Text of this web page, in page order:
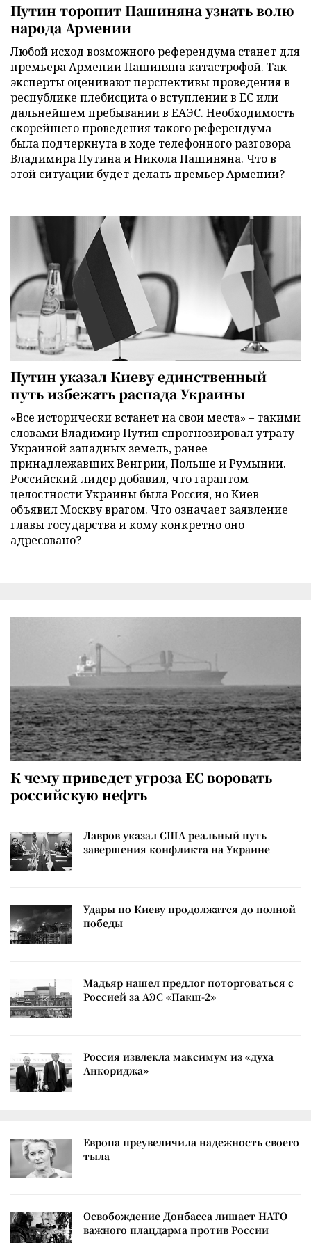
Путин торопит Пашиняна узнать волю
народа Армении
Любой исход возможного референдума станет для
премьера Армении Пашиняна катастрофой. Так
эксперты оценивают перспективы проведения в
республике плебисцита о вступлении в ЕС или
дальнейшем пребывании в ЕАЭС. Необходимость
скорейшего проведения такого референдума
была подчеркнута в ходе телефонного разговора
Владимира Путина и Никола Пашиняна. Что в
этой ситуации будет делать премьер Армении?
Путин указал Киеву единственный
путь избежать распада Украины
«Все исторически встанет на свои места» – такими
словами Владимир Путин спрогнозировал утрату
Украиной западных земель, ранее
принадлежавших Венгрии, Польше и Румынии.
Российский лидер добавил, что гарантом
целостности Украины была Россия, но Киев
объявил Москву врагом. Что означает заявление
главы государства и кому конкретно оно
адресовано?
К чему приведет угроза ЕС воровать
российскую нефть
Лавров указал США реальный путь
завершения конфликта на Украине
Удары по Киеву продолжатся до полной
победы
Мадьяр нашел предлог поторговаться с
Россией за АЭС «Пакш-2»
Россия извлекла максимум из «духа
Анкориджа»
Европа преувеличила надежность своего
тыла
Освобождение Донбасса лишает НАТО
важного плацдарма против России